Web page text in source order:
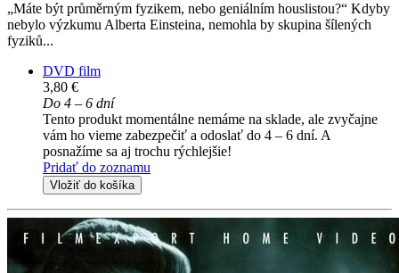
„Máte být průměrným fyzikem, nebo geniálním houslistou?“ Kdyby
nebylo výzkumu Alberta Einsteina, nemohla by skupina šílených
fyziků...
DVD film
3,80 €
Do 4 – 6 dní
Tento produkt momentálne nemáme na sklade, ale zvyčajne
vám ho vieme zabezpečiť a odoslať do 4 – 6 dní. A
posnažíme sa aj trochu rýchlejšie!
Pridať do zoznamu
Vložiť do košíka